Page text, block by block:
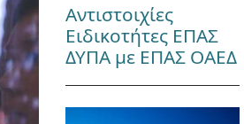
Αντιστοιχίες
Ειδικοτήτες ΕΠΑΣ
ΔΥΠΑ με ΕΠΑΣ ΟΑΕΔ